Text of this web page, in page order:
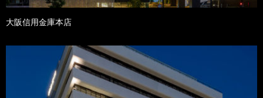
大阪信用金庫本店